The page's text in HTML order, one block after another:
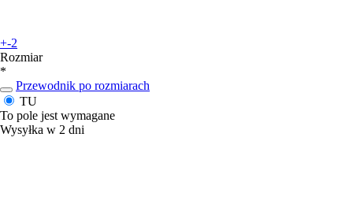
+-2
Rozmiar
*
Przewodnik po rozmiarach
TU
To pole jest wymagane
Wysyłka w 2 dni